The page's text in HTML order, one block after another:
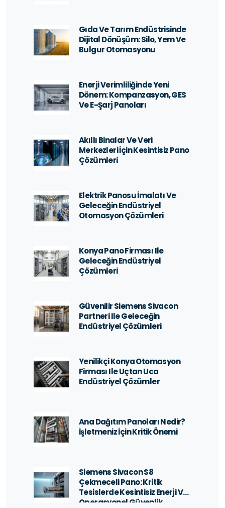
Gıda Ve Tarım Endüstrisinde
Dijital Dönüşüm: Silo, Yem Ve
Bulgur Otomasyonu
Enerji Verimliliğinde Yeni
Dönem: Kompanzasyon, GES
Ve E-Şarj Panoları
Akıllı Binalar Ve Veri
Merkezleri İçin Kesintisiz Pano
Çözümleri
Elektrik Panosu İmalatı Ve
Geleceğin Endüstriyel
Otomasyon Çözümleri
Konya Pano Firması Ile
Geleceğin Endüstriyel
Çözümleri
Güvenilir Siemens Sivacon
Partneri Ile Geleceğin
Endüstriyel Çözümleri
Yenilikçi Konya Otomasyon
Firması Ile Uçtan Uca
Endüstriyel Çözümler
Ana Dağıtım Panoları Nedir?
İşletmeniz İçin Kritik Önemi
Siemens Sivacon S8
Çekmeceli Pano: Kritik
Tesislerde Kesintisiz Enerji Ve
Operasyonel Güvenlik